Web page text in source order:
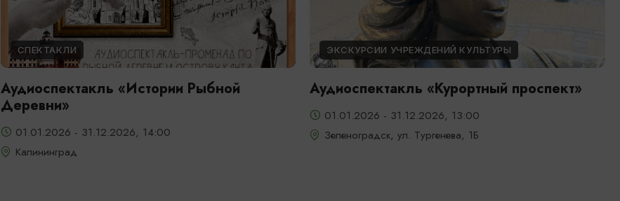
СПЕКТАКЛИ
Аудиоспектакль «Истории Рыбной
Деревни»
01.01.2026 - 31.12.2026, 14:00
Калининград
ЭКСКУРСИИ УЧРЕЖДЕНИЙ КУЛЬТУРЫ
Аудиоспектакль «Курортный проспект»
01.01.2026 - 31.12.2026, 13:00
Зеленоградск, ул. Тургенева, 1Б